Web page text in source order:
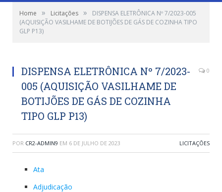
Home » Licitações »
DISPENSA ELETRÔNICA Nº 7/2023-005
(AQUISIÇÃO VASILHAME DE BOTIJÕES DE GÁS DE COZINHA TIPO
GLP P13)
DISPENSA ELETRÔNICA Nº 7/2023-
005 (AQUISIÇÃO VASILHAME DE
BOTIJÕES DE GÁS DE COZINHA
TIPO GLP P13)
0
POR CR2-ADMIN9 EM 6 DE JULHO DE 2023 LICITAÇÕES
Ata
Adjudicação